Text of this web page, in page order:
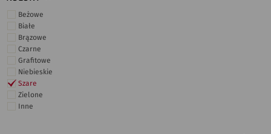
Beżowe
Białe
Brązowe
Czarne
Grafitowe
Niebieskie
Szare
Zielone
Inne